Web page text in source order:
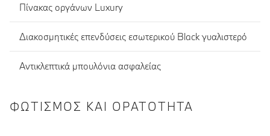
Πίνακας οργάνων Luxury
Διακοσμητικές επενδύσεις εσωτερικού Black γυαλιστερό
Αντικλεπτικά μπουλόνια ασφαλείας
ΦΩΤΙΣΜΌΣ ΚΑΙ ΟΡΑΤΌΤΗΤΑ